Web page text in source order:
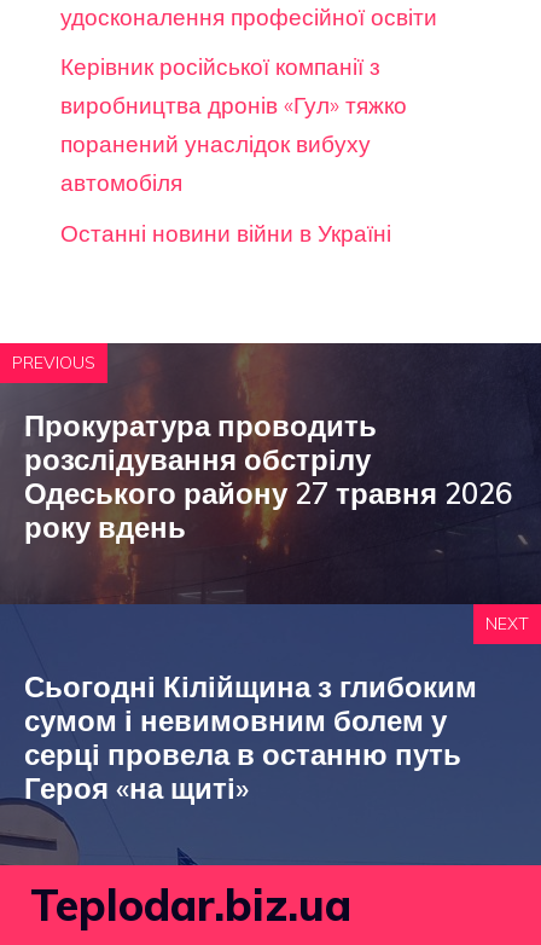
удосконалення професійної освіти
Керівник російської компанії з
виробництва дронів «Гул» тяжко
поранений унаслідок вибуху
автомобіля
Останні новини війни в Україні
PREVIOUS
Прокуратура проводить
розслідування обстрілу
Одеського району 27 травня 2026
року вдень
NEXT
Сьогодні Кілійщина з глибоким
сумом і невимовним болем у
серці провела в останню путь
Героя «на щиті»
Teplodar.biz.ua